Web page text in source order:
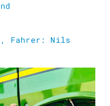
Fahrer: Nils